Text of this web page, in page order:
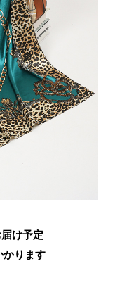
け予定
かります